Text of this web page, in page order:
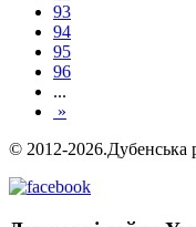
93
94
95
96
...
»
© 2012-2026.Дубенська